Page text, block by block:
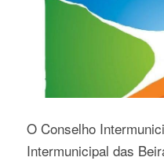
O Conselho
Intermunicipal das